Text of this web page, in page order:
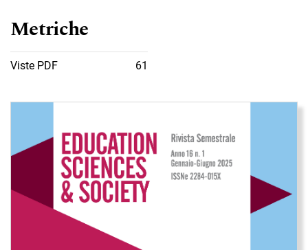
Metriche
Viste PDF 61
Immagine di copertina